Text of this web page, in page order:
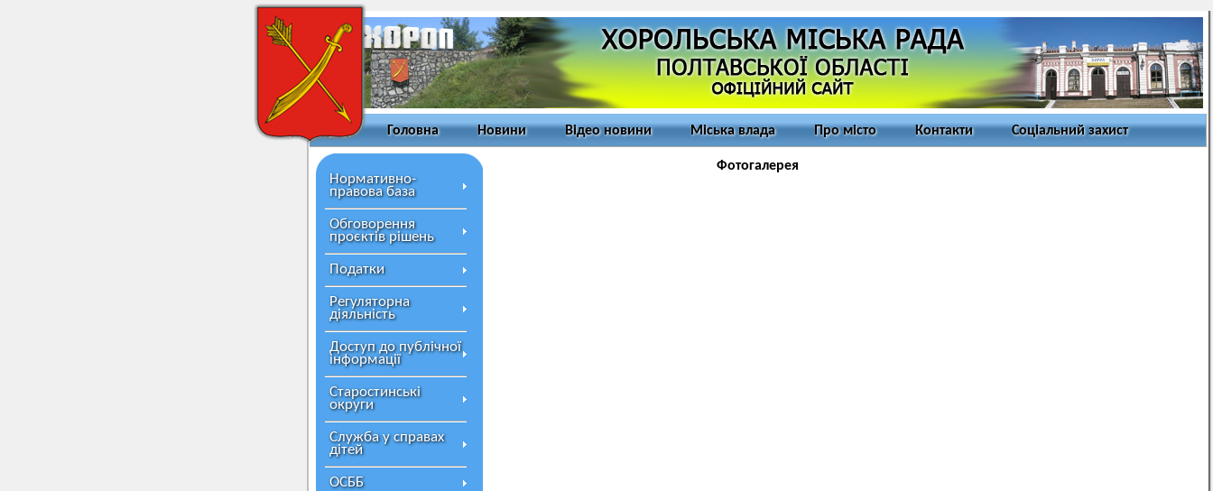
Головна Новини Відео новини Міська влада Про місто Контакти Соціальний захист
Фотогалерея
Нормативно-
правова база
Обговорення
проєктів рішень
Податки
Регуляторна
діяльність
Доступ до публічної
інформації
Старостинські
округи
Служба у справах
дітей
ОСББ